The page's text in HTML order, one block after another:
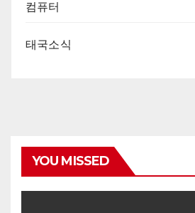
컴퓨터
태국소식
YOU MISSED